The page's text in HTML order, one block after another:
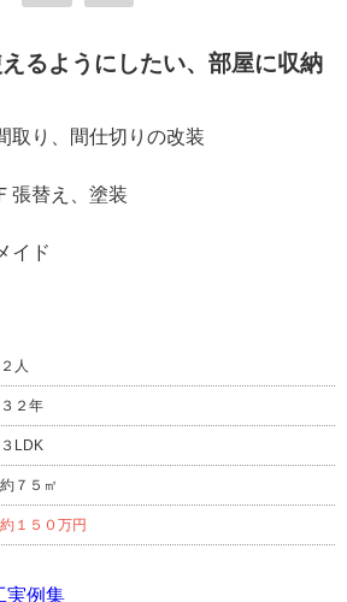
るようにしたい、部屋に収納
取り、間仕切りの改装
張替え、塗装
イド
２人
３２年
３LDK
約７５㎡
約１５０万円